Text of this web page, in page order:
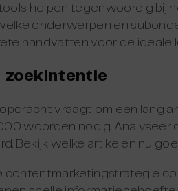
helpen tegenwoordig bij
onderwerpen en
handvatten voor de ideale
zoekintentie
vraagt om een lang
woorden nodig. Analyseer
Bekijk welke artikelen nu
contentmarketingstrategie